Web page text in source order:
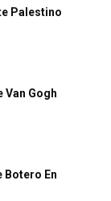
Palestino
Van Gogh
Botero En